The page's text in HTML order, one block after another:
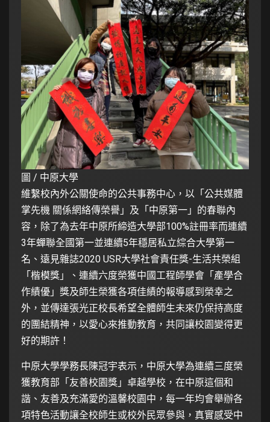
圖 / 中原大學
維繫校內外公關使命的公共事務中心，以「公共媒體
掌先機 關係網絡傳榮譽」及「中原第一」的春聯內
容，除了為去年中原所締造大學部100%註冊率而連續
3年蟬聯全國第一並連續5年穩居私立綜合大學第一
名、遠見雜誌2020 USR大學社會責任獎-生活共榮組
「楷模獎」、連續六度榮獲中國工程師學會「產學合
作績優」獎及師生榮獲各項佳績的報導感到榮幸之
外，並傳達張光正校長希望全體師生未來仍保持高度
的團結精神，以愛心來推動教育，共同讓校園變得更
好的期許！
中原大學學務長陳冠宇表示，中原大學為連續三度榮
獲教育部「友善校園獎」卓越學校，在中原這個和
諧、友善及充滿愛的溫馨校園中，每一年均會舉辦各
項特色活動讓全校師生或校外民眾參與，真實感受中